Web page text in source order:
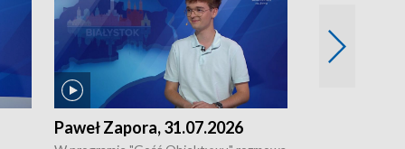
Paweł Zapora, 31.07.2026